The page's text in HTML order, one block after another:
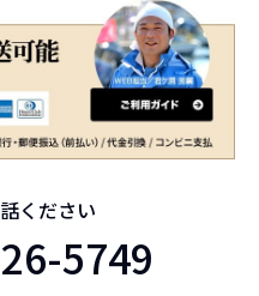
ください
5749